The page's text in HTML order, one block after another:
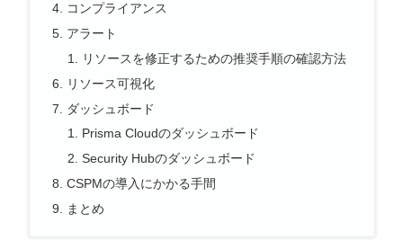
コンプライアンス
アラート
リソースを修正するための推奨手順の確認方法
リソース可視化
ダッシュボード
Prisma Cloudのダッシュボード
Security Hubのダッシュボード
CSPMの導入にかかる手間
まとめ